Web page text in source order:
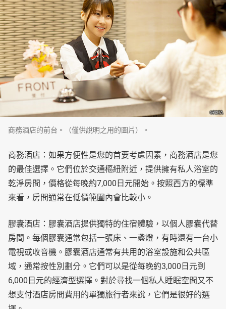
商務酒店的前台。（僅供說明之用的圖片）。
商務酒店：如果方便性是您的首要考慮因素，商務酒店是您
的最佳選擇。它們位於交通樞紐附近，提供擁有私人浴室的
乾淨房間，價格從每晚約7,000日元開始。按照西方的標準
來看，房間通常在低價範圍內會比較小。
膠囊酒店：膠囊酒店提供獨特的住宿體驗，以個人膠囊代替
房間。每個膠囊通常包括一張床、一盞燈，有時還有一台小
電視或收音機。膠囊酒店通常有共用的浴室設施和公共區
域，通常按性別劃分。它們可以是從每晚約3,000日元到
6,000日元的經濟型選擇。對於尋找一個私人睡眠空間又不
想支付酒店房間費用的單獨旅行者來說，它們是很好的選